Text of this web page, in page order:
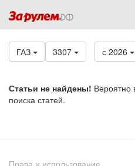
ГАЗ 3307 с 2026
Статьи не найдены! Вероятно
поиска статей.